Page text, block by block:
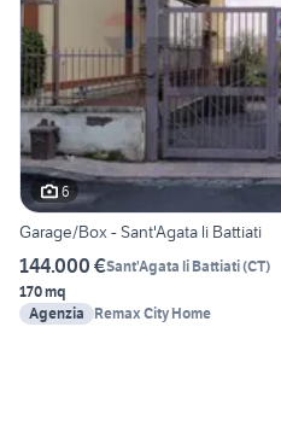
6
Garage/Box - Sant'Agata li Battiati
144.000 €Sant'Agata li Battiati(CT)
170 mq
Agenzia
Remax City Home